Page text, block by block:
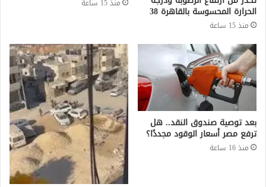
الحرارة المحسوسة بالقاهرة 38
منذ 15 ساعة
منذ 15 ساعة
بعد توصية صندوق النقد.. هل
ترفع مصر أسعار الوقود مجددًا؟
منذ 16 ساعة